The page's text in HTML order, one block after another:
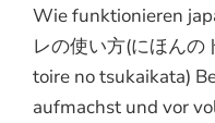
Wie funktionieren
レの使い方(にほん
toire no tsukaikata)
aufmachst und vor